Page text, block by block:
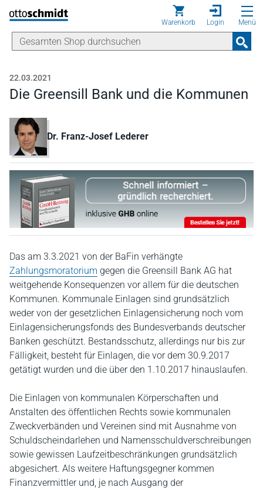
Direkt zum Inhalt
Warenkorb Login Menü
22.03.2021
Die Greensill Bank und die Kommunen
Dr. Franz-Josef Lederer
Das am 3.3.2021 von der BaFin verhängte
Zahlungsmoratorium gegen die Greensill Bank AG hat
weitgehende Konsequenzen vor allem für die deutschen
Kommunen. Kommunale Einlagen sind grundsätzlich
weder von der gesetzlichen Einlagensicherung noch vom
Einlagensicherungsfonds des Bundesverbands deutscher
Banken geschützt. Bestandsschutz, allerdings nur bis zur
Fälligkeit, besteht für Einlagen, die vor dem 30.9.2017
getätigt wurden und die über den 1.10.2017 hinauslaufen.
Die Einlagen von kommunalen Körperschaften und
Anstalten des öffentlichen Rechts sowie kommunalen
Zweckverbänden und Vereinen sind mit Ausnahme von
Schuldscheindarlehen und Namensschuldverschreibungen
sowie gewissen Laufzeitbeschränkungen grundsätzlich
abgesichert. Als weitere Haftungsgegner kommen
Finanzvermittler und, je nach Ausgang der